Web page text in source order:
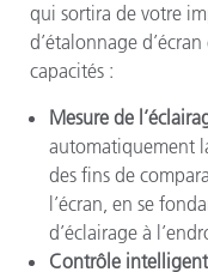
qui sortira de votre
d’étalonnage
capacités :
Mesure de
automatiquement
des fins de
l’écran, en se
d’éclairage à
Contrôle